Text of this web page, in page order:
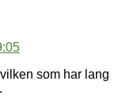
som har lang